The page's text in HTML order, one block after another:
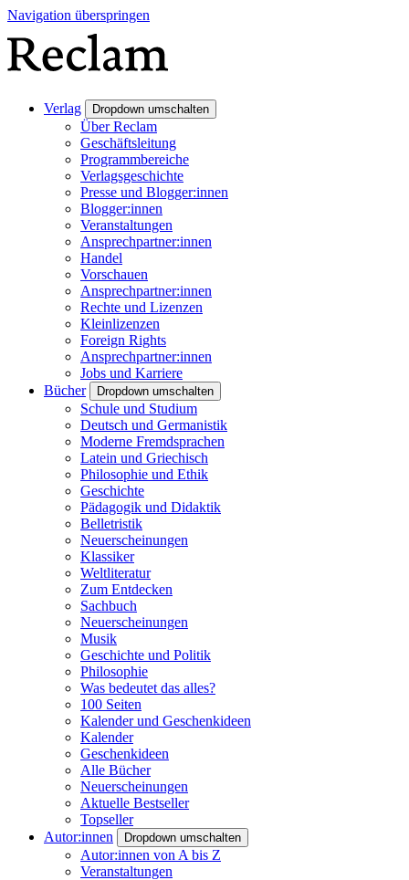
Navigation überspringen
Verlag Dropdown umschalten
Über Reclam
Geschäftsleitung
Programmbereiche
Verlagsgeschichte
Presse und Blogger:innen
Blogger:innen
Veranstaltungen
Ansprechpartner:innen
Handel
Vorschauen
Ansprechpartner:innen
Rechte und Lizenzen
Kleinlizenzen
Foreign Rights
Ansprechpartner:innen
Jobs und Karriere
Bücher
Dropdown umschalten
Schule und Studium
Deutsch und Germanistik
Moderne Fremdsprachen
Latein und Griechisch
Philosophie und Ethik
Geschichte
Pädagogik und Didaktik
Belletristik
Neuerscheinungen
Klassiker
Weltliteratur
Zum Entdecken
Sachbuch
Neuerscheinungen
Musik
Geschichte und Politik
Philosophie
Was bedeutet das alles?
100 Seiten
Kalender und Geschenkideen
Kalender
Geschenkideen
Alle Bücher
Neuerscheinungen
Aktuelle Bestseller
Topseller
Autor:innen
Dropdown umschalten
Autor:innen von A bis Z
Veranstaltungen